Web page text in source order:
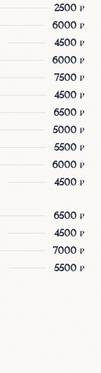
2500 ₽
6000 ₽
4500 ₽
6000 ₽
7500 ₽
4500 ₽
6500 ₽
5000 ₽
5500 ₽
6000 ₽
4500 ₽
6500 ₽
4500 ₽
7000 ₽
5500 ₽